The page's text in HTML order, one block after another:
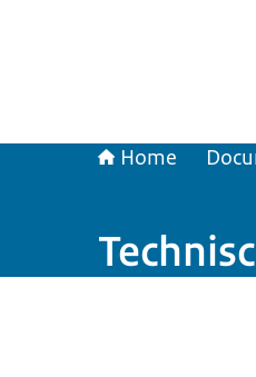
Home